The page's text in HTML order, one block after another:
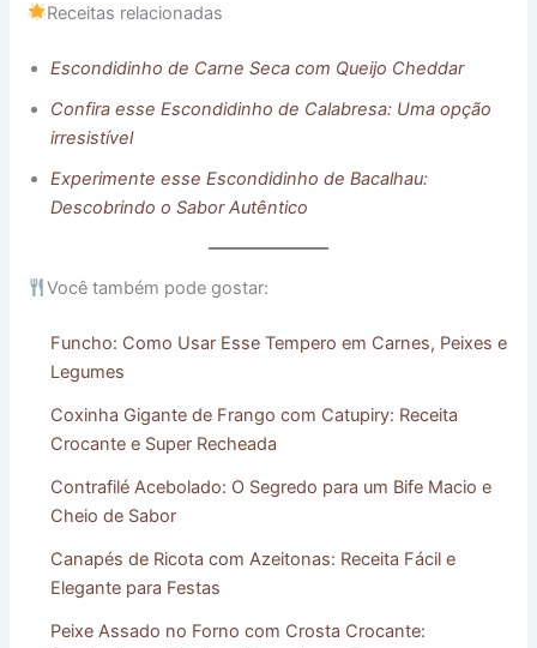
Receitas relacionadas
Escondidinho de Carne Seca com Queijo Cheddar
Confira esse Escondidinho de Calabresa: Uma opção
irresistível
Experimente esse Escondidinho de Bacalhau:
Descobrindo o Sabor Autêntico
Você também pode gostar:
Funcho: Como Usar Esse Tempero em Carnes, Peixes e
Legumes
Coxinha Gigante de Frango com Catupiry: Receita
Crocante e Super Recheada
Contrafilé Acebolado: O Segredo para um Bife Macio e
Cheio de Sabor
Canapés de Ricota com Azeitonas: Receita Fácil e
Elegante para Festas
Peixe Assado no Forno com Crosta Crocante: